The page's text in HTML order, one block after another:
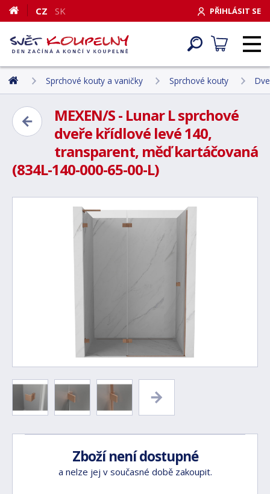
PŘIHLÁSIT SE
CZ SK
Sprchové kouty a vaničky Sprchové kouty
MEXEN/S - Lunar L sprchové
dveře křídlové levé 140,
transparent, měď kartáčovaná
(834L-140-000-65-00-L)
Zboží není dostupné
a nelze jej v současné době zakoupit.